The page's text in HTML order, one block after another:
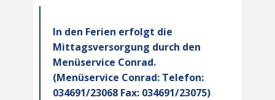
In den Ferien erfolgt die
Mittagsversorgung durch den
Menüservice Conrad.
(Menüservice Conrad: Telefon:
034691/23068 Fax: 034691/23075)